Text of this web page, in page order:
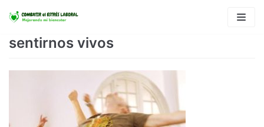
Saltar
contenido
sentirnos vivos